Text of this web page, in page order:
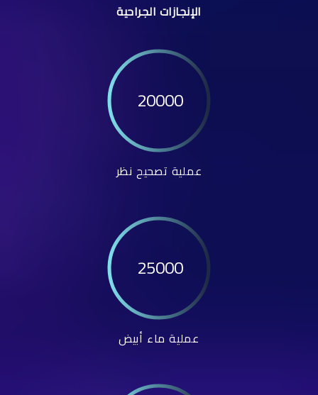
الإنجازات الجراحية
20000
عملية تصحيح نظر
25000
عملية ماء أبيض